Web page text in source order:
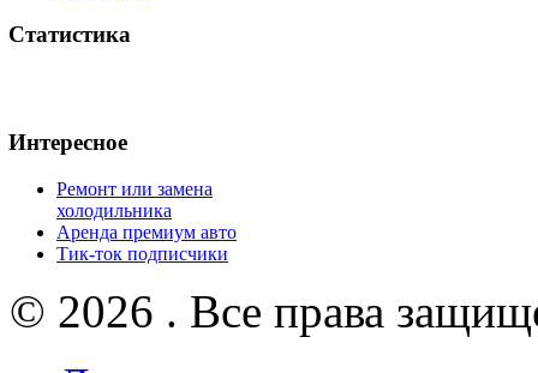
Статистика
Интересное
Ремонт или замена
холодильника
Аренда премиум авто
Тик-ток подписчики
© 2026 . Все права